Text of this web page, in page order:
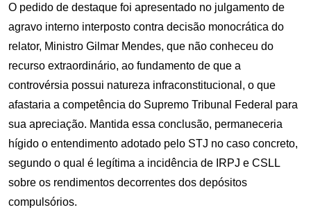
O pedido de destaque foi apresentado no julgamento de
agravo interno interposto contra decisão monocrática do
relator, Ministro Gilmar Mendes, que não conheceu do
recurso extraordinário, ao fundamento de que a
controvérsia possui natureza infraconstitucional, o que
afastaria a competência do Supremo Tribunal Federal para
sua apreciação. Mantida essa conclusão, permaneceria
hígido o entendimento adotado pelo STJ no caso concreto,
segundo o qual é legítima a incidência de IRPJ e CSLL
sobre os rendimentos decorrentes dos depósitos
compulsórios.